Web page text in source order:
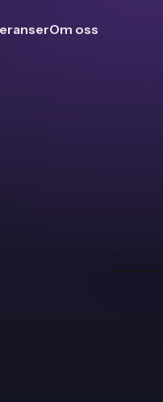
Om oss